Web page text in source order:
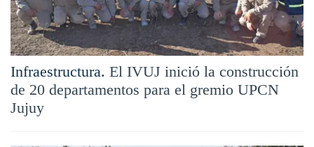
Infraestructura. El IVUJ inició la construcción
de 20 departamentos para el gremio UPCN
Jujuy